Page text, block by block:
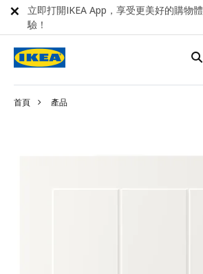
首頁 產品
立即打開IKEA App，享受更美好的購物體
驗！